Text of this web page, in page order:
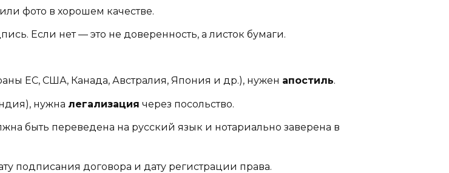
фото в хорошем качестве.
Если нет — это не доверенность, а листок бумаги.
ЕС, США, Канада, Австралия, Япония и др.), нужен апостиль.
нужна легализация через посольство.
быть переведена на русский язык и нотариально заверена в
подписания договора и дату регистрации права.